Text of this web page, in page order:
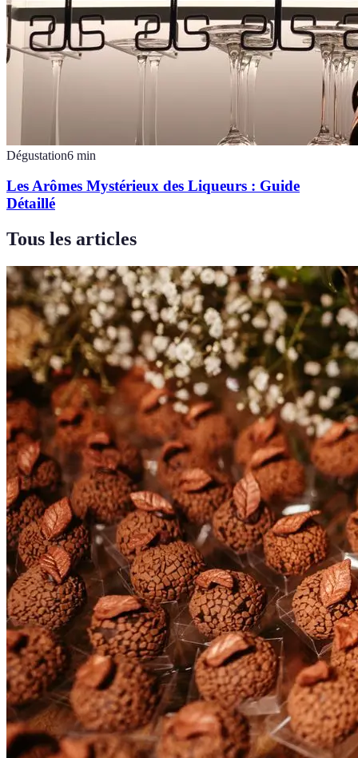
Dégustation6 min
Les Arômes Mystérieux des Liqueurs : Guide
Détaillé
Tous les articles